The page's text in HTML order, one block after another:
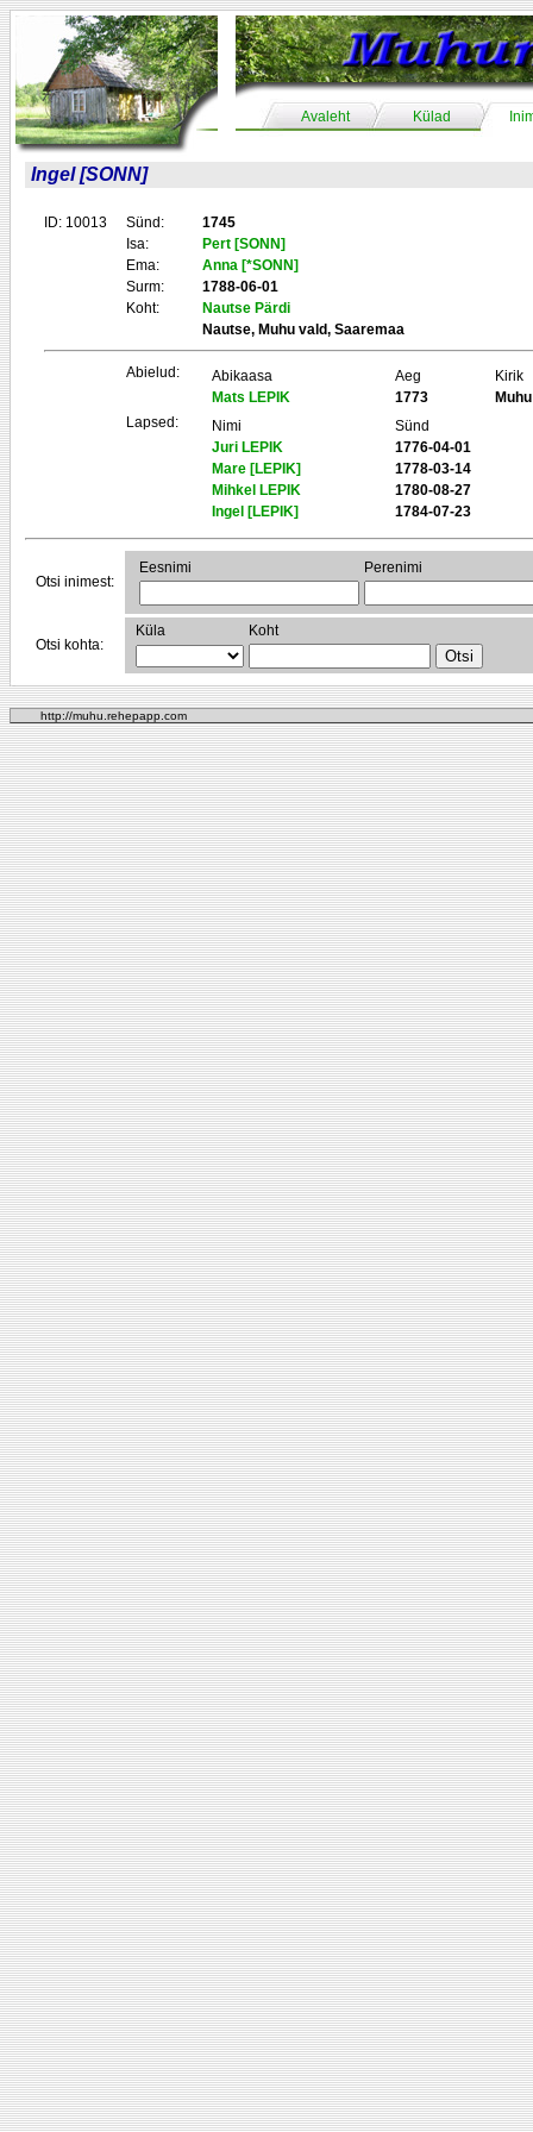
Avaleht Külad
Ingel [SONN]
ID: 10013 Sünd:
1745
Isa:
Pert [SONN]
Ema:
Anna [*SONN]
Surm:
1788-06-01
Koht:
Nautse Pärdi
Nautse, Muhu vald, Saaremaa
Abielud: Abikaasa Aeg
Kirik
Mats LEPIK
1773
Muhu
Lapsed:
Nimi
Sünd
Juri LEPIK
1776-04-01
Mare [LEPIK]
1778-03-14
Mihkel LEPIK
1780-08-27
Ingel [LEPIK]
1784-07-23
Otsi inimest:
Eesnimi Perenimi
Otsi kohta:
Küla Koht
http://muhu.rehepapp.com